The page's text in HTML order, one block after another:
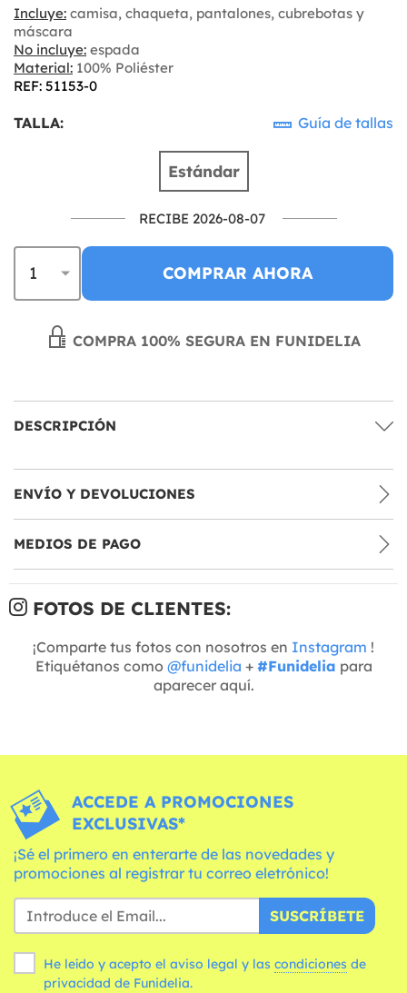
Incluye: camisa, chaqueta, pantalones, cubrebotas y
máscara
No incluye: espada
Material: 100% Poliéster
REF: 51153-0
TALLA: Guía de tallas
Estándar
RECIBE 2026-08-07
COMPRAR AHORA
COMPRA 100% SEGURA EN FUNIDELIA
DESCRIPCIÓN
ENVÍO Y DEVOLUCIONES
MEDIOS DE PAGO
FOTOS DE CLIENTES:
¡Comparte tus fotos con nosotros en Instagram !
Etiquétanos como @funidelia + #Funidelia para
aparecer aquí.
ACCEDE A PROMOCIONES
EXCLUSIVAS*
¡Sé el primero en enterarte de las novedades y
promociones al registrar tu correo eletrónico!
SUSCRÍBETE
He leído y acepto el aviso legal y las condiciones
privacidad de Funidelia.